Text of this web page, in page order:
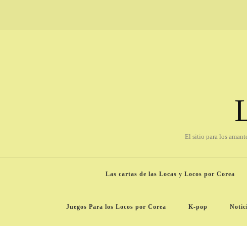
El sitio para los
Las cartas de las Locas y Locos por Corea
Juegos Para los Locos por Corea K-pop